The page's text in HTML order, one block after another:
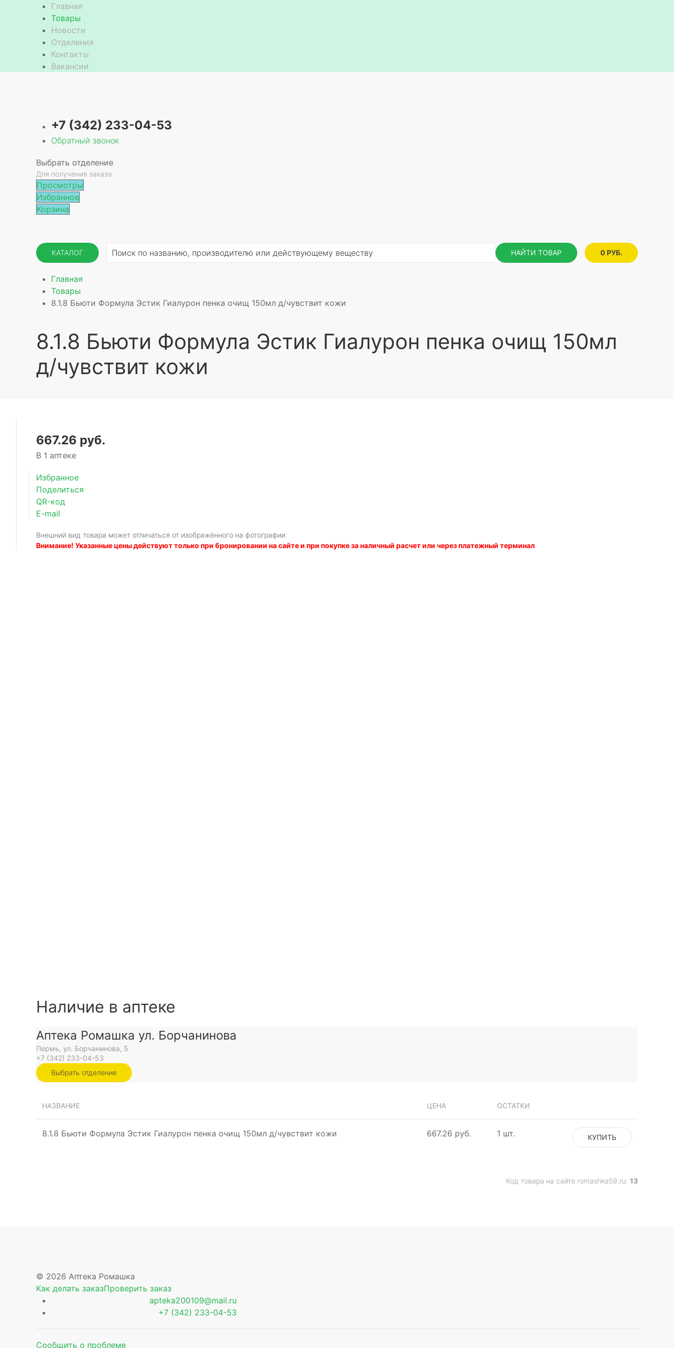
Главная
Товары
Новости
Отделения
Контакты
Вакансии
+7 (342) 233-04-53
Обратный звонок
Выбрать отделение
Для получения заказа
Просмотры
Избранное
Корзина
КАТАЛОГ НАЙТИ ТОВАР 0 РУБ.
Главная
Товары
8.1.8 Бьюти Формула Эстик Гиалурон пенка очищ 150мл д/чувствит кожи
8.1.8 Бьюти Формула Эстик Гиалурон пенка очищ 150мл
д/чувствит кожи
667.26 руб.
В 1 аптеке
Избранное
Поделиться
QR-код
E-mail
Внешний вид товара может отличаться от изображённого на фотографии
Внимание! Указанные цены действуют только при бронировании на сайте и при покупке за наличный расчет или через платежный терминал
Наличие в аптеке
Аптека Ромашка ул. Борчанинова
Пермь, ул. Борчанинова, 5
+7 (342) 233-04-53
Выбрать отделение
НАЗВАНИЕ ЦЕНА ОСТАТКИ
8.1.8 Бьюти Формула Эстик Гиалурон пенка очищ 150мл д/чувствит кожи 667.26 руб. 1 шт. КУПИТЬ
Код товара на сайте romashka59.ru: 13
© 2026 Аптека Ромашка
Как делать заказПроверить заказ
apteka200109@mail.ru
+7 (342) 233-04-53
Сообщить о проблеме